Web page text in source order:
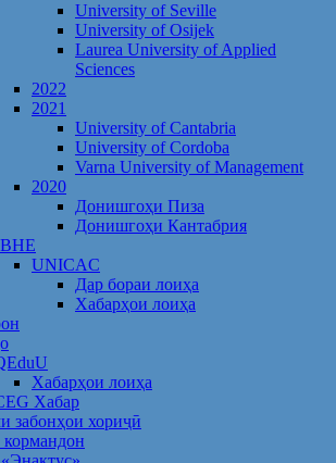
University of Seville
University of Osijek
Laurea University of Applied
Sciences
2022
2021
University of Cantabria
University of Cordoba
Varna University of Management
2020
Донишгоҳи Пиза
Донишгоҳи Кантабрия
UNICAC
Дар бораи лоиҳа
Хабарҳои лоиҳа
Хабарҳои лоиҳа
Хабар
забонҳои хориҷӣ